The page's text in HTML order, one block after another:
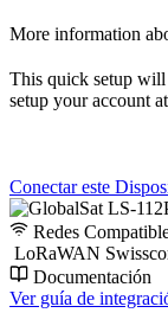
More information
This quick setup will
setup your account
Conectar este
Redes
LoRaWAN
Documentación
Ver guía de